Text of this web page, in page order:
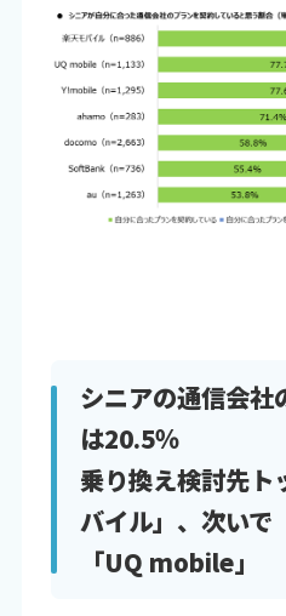
シニアの通信会社
は20.5％
乗り換え検討先ト
バイル」、次いで
「UQ mobile」